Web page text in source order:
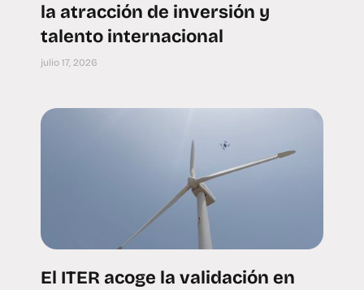
la atracción de inversión y
talento internacional
julio 17, 2026
El ITER acoge la validación en